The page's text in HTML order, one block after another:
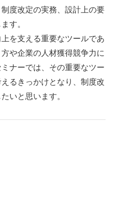
度改定の実務、設計上の要
す。
を支える重要なツールであ
や企業の人材獲得競争力に
ナーでは、その重要なツー
るきっかけとなり、制度改
いと思います。